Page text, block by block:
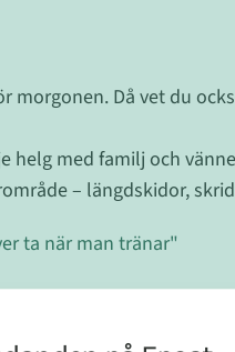
morgonen. Då vet du
helg med familj och
– längdskidor,
ta när man tränar"